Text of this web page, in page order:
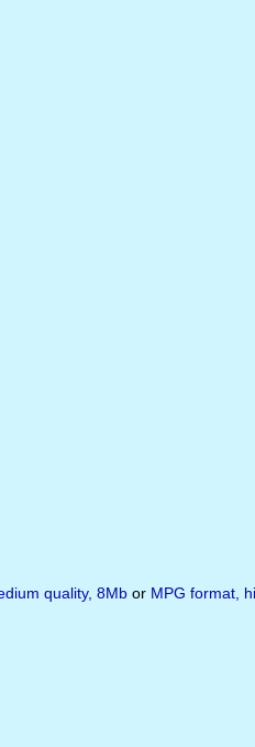
quality, 8Mb or MPG format,